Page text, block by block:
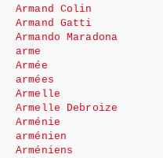
Armand Colin
Armand Gatti
Armando Maradona
arme
Armée
armées
Armelle
Armelle Debroize
Arménie
arménien
Arméniens